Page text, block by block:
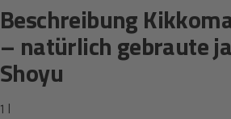
Beschreibung
– natürlich gebraute
Shoyu
1 l